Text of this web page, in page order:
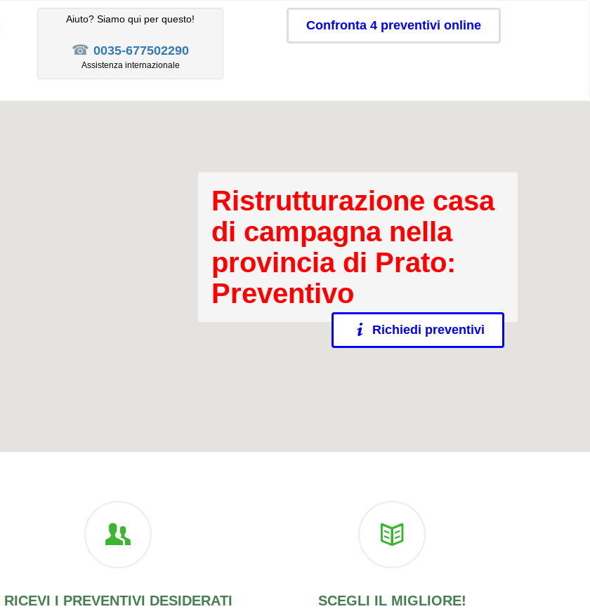
Aiuto? Siamo qui per questo!
☎ 0035-677502290
Assistenza internazionale
Confronta 4 preventivi online
Ristrutturazione casa
di campagna nella
provincia di Prato:
Preventivo
Richiedi preventivi
RICEVI I PREVENTIVI DESIDERATI SCEGLI IL MIGLIORE!